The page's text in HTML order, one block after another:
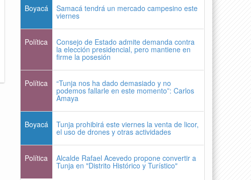
Boyacá Samacá tendrá un mercado campesino este
viernes
Política Consejo de Estado admite demanda contra
la elección presidencial, pero mantiene en
firme la posesión
Política “Tunja nos ha dado demasiado y no
podemos fallarle en este momento”: Carlos
Amaya
Boyacá Tunja prohibirá este viernes la venta de licor,
el uso de drones y otras actividades
Política Alcalde Rafael Acevedo propone convertir a
Tunja en "Distrito Histórico y Turístico"